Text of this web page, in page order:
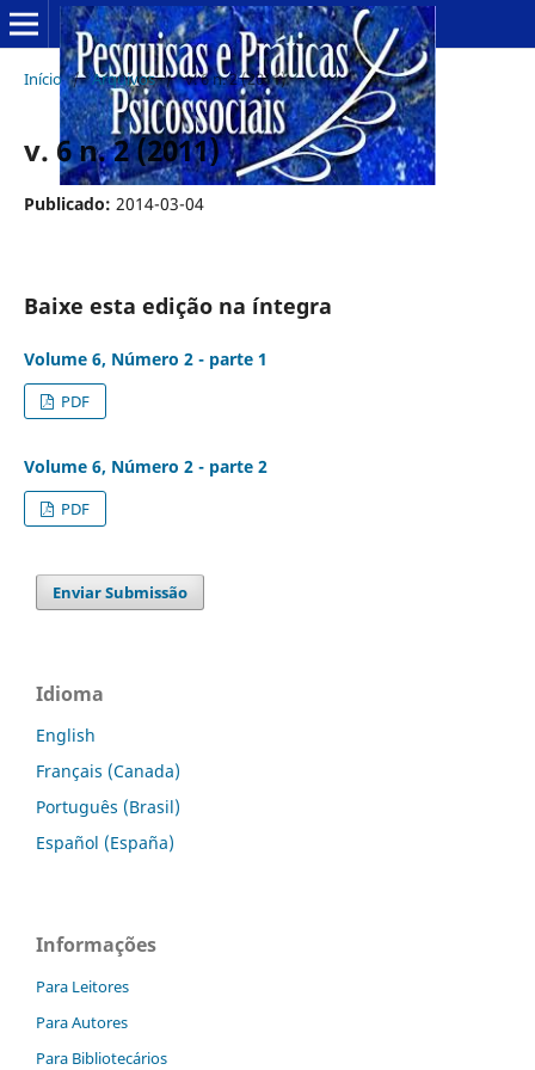
Início / Arquivos / v. 6 n. 2 (2011)
v. 6 n. 2 (2011)
Publicado: 2014-03-04
Baixe esta edição na íntegra
Volume 6, Número 2 - parte 1
PDF
Volume 6, Número 2 - parte 2
PDF
Enviar Submissão
Idioma
English
Français (Canada)
Português (Brasil)
Español (España)
Informações
Para Leitores
Para Autores
Para Bibliotecários